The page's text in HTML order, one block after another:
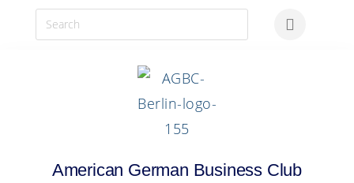
American German Business Club